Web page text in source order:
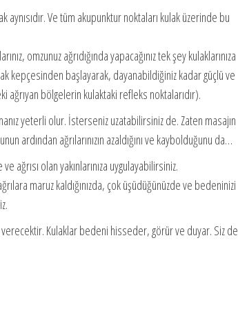
Ve tüm akupunktur noktaları kulak üzerinde bu
omzunuz ağrıdığında yapacağınız tek şey kulaklarınıza
kepçesinden başlayarak, dayanabildiğiniz kadar güçlü ve
ağrıyan bölgelerin kulaktaki refleks noktalarıdır).
yeterli olur. İsterseniz uzatabilirsiniz de. Zaten masajın
ardından ağrılarınızın azaldığını ve kaybolduğunu da…
ağrısı olan yakınlarınıza uygulayabilirsiniz.
maruz kaldığınızda, çok üşüdüğünüzde ve bedeninizi
verecektir. Kulaklar bedeni hisseder, görür ve duyar. Siz de